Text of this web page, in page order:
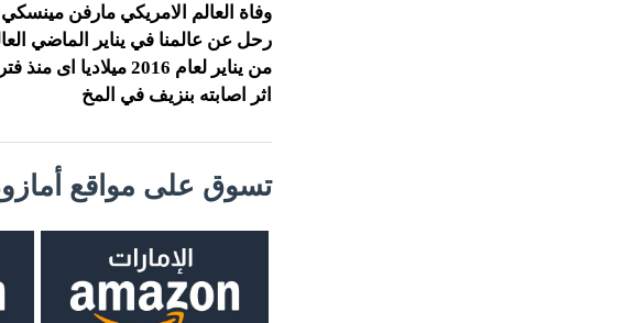
وفاة العالم الامريكي مارفن
رحل عن عالمنا في يناير الماضي
من يناير لعام 2016
اثر اصابته بنزيف في المخ
تسوق على مواقع